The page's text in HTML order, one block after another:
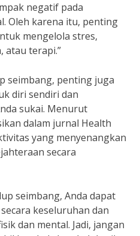
negatif pada
Oleh karena itu, penting
mengelola stres,
atau terapi.”
seimbang, penting juga
diri sendiri dan
sukai. Menurut
dalam jurnal Health
yang menyenangkan
secara
seimbang, Anda dapat
keseluruhan dan
dan mental. Jadi, jangan